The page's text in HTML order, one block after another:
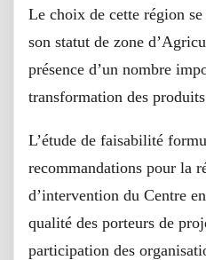
Le choix de cette région
son statut de zone
présence d’un nombre
transformation des
L’étude de faisabilité
recommandations pour la
d’intervention du Centre
qualité des porteurs de
participation des